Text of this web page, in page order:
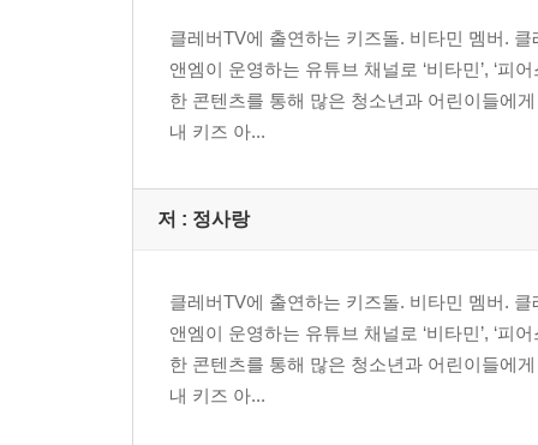
클레버TV에 출연하는 키즈돌. 비타민 멤버.
앤엠이 운영하는 유튜브 채널로 ‘비타민’, ‘피
한 콘텐츠를 통해 많은 청소년과 어린이들에
내 키즈 아...
저 : 정사랑
클레버TV에 출연하는 키즈돌. 비타민 멤버.
앤엠이 운영하는 유튜브 채널로 ‘비타민’, ‘피
한 콘텐츠를 통해 많은 청소년과 어린이들에
내 키즈 아...